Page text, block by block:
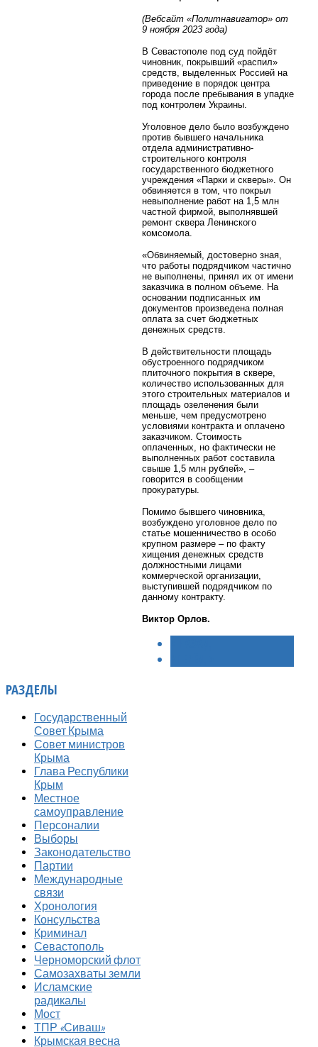
(Вебсайт «Политнавигатор» от
9 ноября 2023 года)
В Севастополе под суд пойдёт
чиновник, покрывший «распил»
средств, выделенных Россией на
приведение в порядок центра
города после пребывания в упадке
под контролем Украины.
Уголовное дело было возбуждено
против бывшего начальника
отдела административно-
строительного контроля
государственного бюджетного
учреждения «Парки и скверы». Он
обвиняется в том, что покрыл
невыполнение работ на 1,5 млн
частной фирмой, выполнявшей
ремонт сквера Ленинского
комсомола.
«Обвиняемый, достоверно зная,
что работы подрядчиком частично
не выполнены, принял их от имени
заказчика в полном объеме. На
основании подписанных им
документов произведена полная
оплата за счет бюджетных
денежных средств.
В действительности площадь
обустроенного подрядчиком
плиточного покрытия в сквере,
количество использованных для
этого строительных материалов и
площадь озеленения были
меньше, чем предусмотрено
условиями контракта и оплачено
заказчиком. Стоимость
оплаченных, но фактически не
выполненных работ составила
свыше 1,5 млн рублей», –
говорится в сообщении
прокуратуры.
Помимо бывшего чиновника,
возбуждено уголовное дело по
статье мошенничество в особо
крупном размере – по факту
хищения денежных средств
должностными лицами
коммерческой организации,
выступившей подрядчиком по
данному контракту.
Виктор Орлов.
РАЗДЕЛЫ
Государственный
Совет Крыма
Совет министров
Крыма
Глава Республики
Крым
Местное
самоуправление
Персоналии
Выборы
Законодательство
Партии
Международные
связи
Хронология
Консульства
Криминал
Севастополь
Черноморский флот
Самозахваты земли
Исламские
радикалы
Мост
ТПР «Сиваш»
Крымская весна